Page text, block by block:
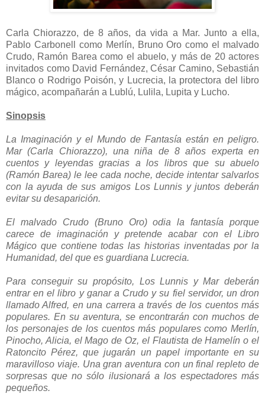
Carla Chiorazzo, de 8 años, da vida a Mar. Junto a ella,
Pablo Carbonell como Merlín, Bruno Oro como el malvado
Crudo, Ramón Barea como el abuelo, y más de 20 actores
invitados como David Fernández, César Camino, Sebastián
Blanco o Rodrigo Poisón, y Lucrecia, la protectora del libro
mágico, acompañarán a Lublú, Lulila, Lupita y Lucho.
Sinopsis
La Imaginación y el Mundo de Fantasía están en peligro.
Mar (Carla Chiorazzo), una niña de 8 años experta en
cuentos y leyendas gracias a los libros que su abuelo
(Ramón Barea) le lee cada noche, decide intentar salvarlos
con la ayuda de sus amigos Los Lunnis y juntos deberán
evitar su desaparición.
El malvado Crudo (Bruno Oro) odia la fantasía porque
carece de imaginación y pretende acabar con el Libro
Mágico que contiene todas las historias inventadas por la
Humanidad, del que es guardiana Lucrecia.
Para conseguir su propósito, Los Lunnis y Mar deberán
entrar en el libro y ganar a Crudo y su fiel servidor, un dron
llamado Alfred, en una carrera a través de los cuentos más
populares. En su aventura, se encontrarán con muchos de
los personajes de los cuentos más populares como Merlín,
Pinocho, Alicia, el Mago de Oz, el Flautista de Hamelín o el
Ratoncito Pérez, que jugarán un papel importante en su
maravilloso viaje. Una gran aventura con un final repleto de
sorpresas que no sólo ilusionará a los espectadores más
pequeños.